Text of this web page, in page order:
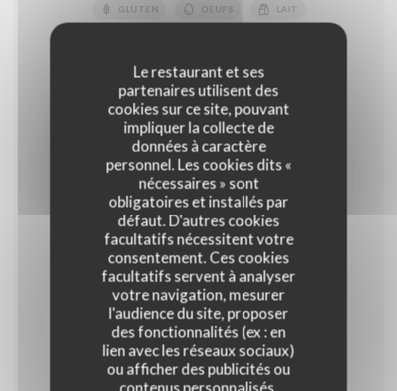
Le restaurant et ses
partenaires utilisent des
cookies sur ce site, pouvant
impliquer la collecte de
données à caractère
personnel. Les cookies dits «
nécessaires » sont
obligatoires et installés par
défaut. D'autres cookies
facultatifs nécessitent votre
consentement. Ces cookies
facultatifs servent à analyser
votre navigation, mesurer
l'audience du site, proposer
des fonctionnalités (ex : en
lien avec les réseaux sociaux)
ou afficher des publicités ou
GLUTEN OEUFS LAIT
10,50 EUR 14,00 EUR
Coupe de fruits rouges
18,00 EUR
Normal
Glaces et sorbets
Parfum glaces : Vanille, Chocolat noir, Café, ,Pistache
Parfum sorbets : Framboise, abricot, citron jaune,
verveine
Glaces et sorbets "Maison"
Glaces : Vanille, Café, Chocolat Sorbets : Citron vert,
Mangue, Abricot, Framboise, Noix de coco